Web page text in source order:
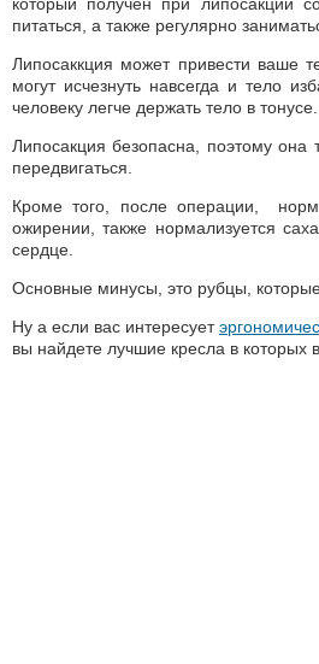
питаться, а также регулярно
Липосаккция может привести ваше
могут исчезнуть навсегда и тело
человеку легче держать тело в тонусе.
Липосакция безопасна, поэтому
передвигаться.
Кроме того, после операции,
ожирении, также нормализуется
сердце.
Основные минусы, это рубцы,
Ну а если вас интересует
вы найдете лучшие кресла в которых